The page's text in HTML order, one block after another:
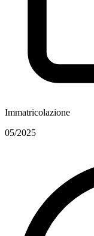
Immatricolazione
05/2025